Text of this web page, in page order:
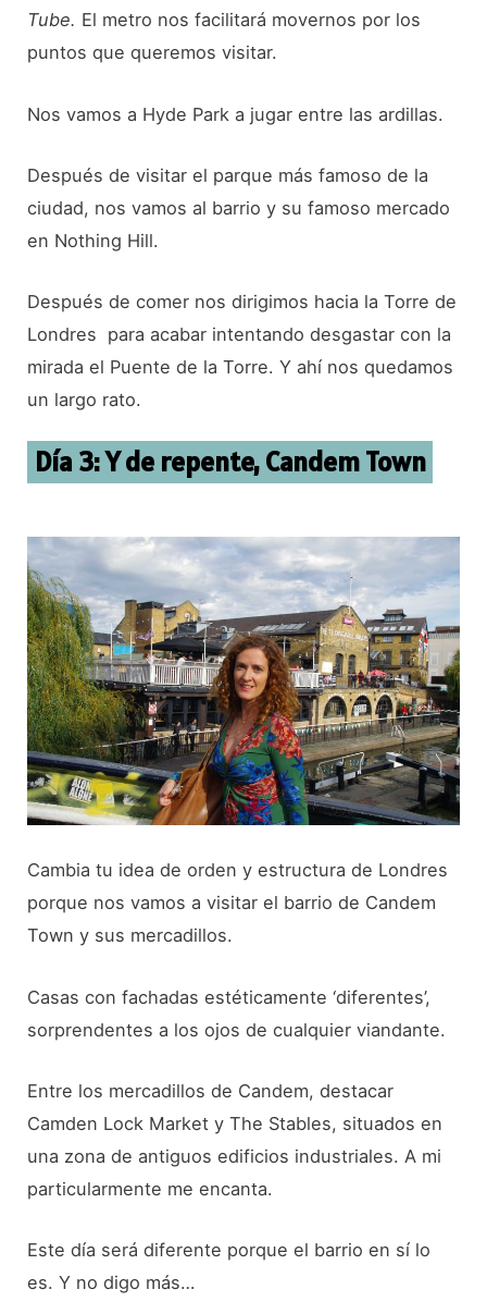
Tube. El metro nos facilitará movernos por los
puntos que queremos visitar.
Nos vamos a Hyde Park a jugar entre las ardillas.
Después de visitar el parque más famoso de la
ciudad, nos vamos al barrio y su famoso mercado
en Nothing Hill.
Después de comer nos dirigimos hacia la Torre de
Londres para acabar intentando desgastar con la
mirada el Puente de la Torre. Y ahí nos quedamos
un largo rato.
Día 3: Y de repente, Candem Town
Cambia tu idea de orden y estructura de Londres
porque nos vamos a visitar el barrio de Candem
Town y sus mercadillos.
Casas con fachadas estéticamente ‘diferentes’,
sorprendentes a los ojos de cualquier viandante.
Entre los mercadillos de Candem, destacar
Camden Lock Market y The Stables, situados en
una zona de antiguos edificios industriales. A mi
particularmente me encanta.
Este día será diferente porque el barrio en sí lo
es. Y no digo más…